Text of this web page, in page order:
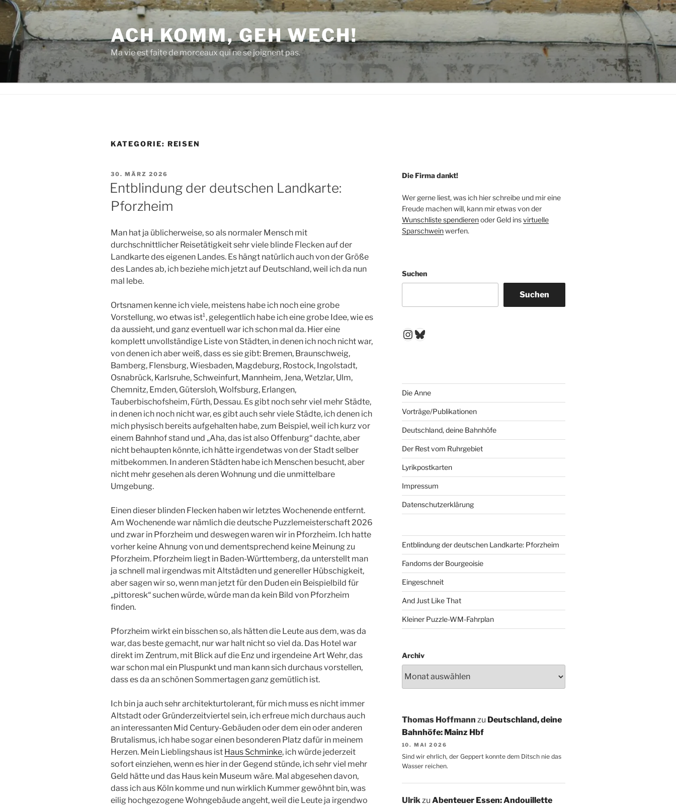
Zum
Inhalt
springen
ACH KOMM, GEH WECH!
Ma vie est faite de morceaux qui ne se joignent pas.
KATEGORIE: REISEN
VERÖFFENTLICHT
AM
30. MÄRZ 2026
Entblindung der deutschen Landkarte:
Pforzheim
Man hat ja üblicherweise, so als normaler Mensch mit
durchschnittlicher Reisetätigkeit sehr viele blinde Flecken auf der
Landkarte des eigenen Landes. Es hängt natürlich auch von der Größe
des Landes ab, ich beziehe mich jetzt auf Deutschland, weil ich da nun
mal lebe.
Ortsnamen kenne ich viele, meistens habe ich noch eine grobe
Vorstellung, wo etwas ist¹, gelegentlich habe ich eine grobe Idee, wie es
da aussieht, und ganz eventuell war ich schon mal da. Hier eine
komplett unvollständige Liste von Städten, in denen ich noch nicht war,
von denen ich aber weiß, dass es sie gibt: Bremen, Braunschweig,
Bamberg, Flensburg, Wiesbaden, Magdeburg, Rostock, Ingolstadt,
Osnabrück, Karlsruhe, Schweinfurt, Mannheim, Jena, Wetzlar, Ulm,
Chemnitz, Emden, Gütersloh, Wolfsburg, Erlangen,
Tauberbischofsheim, Fürth, Dessau. Es gibt noch sehr viel mehr Städte,
in denen ich noch nicht war, es gibt auch sehr viele Städte, ich denen ich
mich physisch bereits aufgehalten habe, zum Beispiel, weil ich kurz vor
einem Bahnhof stand und „Aha, das ist also Offenburg“ dachte, aber
nicht behaupten könnte, ich hätte irgendetwas von der Stadt selber
mitbekommen. In anderen Städten habe ich Menschen besucht, aber
nicht mehr gesehen als deren Wohnung und die unmittelbare
Umgebung.
Einen dieser blinden Flecken haben wir letztes Wochenende entfernt.
Am Wochenende war nämlich die deutsche Puzzlemeisterschaft 2026
und zwar in Pforzheim und deswegen waren wir in Pforzheim. Ich hatte
vorher keine Ahnung von und dementsprechend keine Meinung zu
Pforzheim. Pforzheim liegt in Baden-Württemberg, da unterstellt man
ja schnell mal irgendwas mit Altstädten und genereller Hübschigkeit,
aber sagen wir so, wenn man jetzt für den Duden ein Beispielbild für
„pittoresk“ suchen würde, würde man da kein Bild von Pforzheim
finden.
Pforzheim wirkt ein bisschen so, als hätten die Leute aus dem, was da
war, das beste gemacht, nur war halt nicht so viel da. Das Hotel war
direkt im Zentrum, mit Blick auf die Enz und irgendeine Art Wehr, das
war schon mal ein Pluspunkt und man kann sich durchaus vorstellen,
dass es da an schönen Sommertagen ganz gemütlich ist.
Ich bin ja auch sehr architekturtolerant, für mich muss es nicht immer
Altstadt oder Gründerzeitviertel sein, ich erfreue mich durchaus auch
an interessanten Mid Century-Gebäuden oder dem ein oder anderen
Brutalismus, ich habe sogar einen besonderen Platz dafür in meinem
Herzen. Mein Lieblingshaus ist Haus Schminke, ich würde jederzeit
sofort einziehen, wenn es hier in der Gegend stünde, ich sehr viel mehr
Geld hätte und das Haus kein Museum wäre. Mal abgesehen davon,
dass ich aus Köln komme und nun wirklich Kummer gewöhnt bin, was
eilig hochgezogene Wohngebäude angeht, weil die Leute ja irgendwo
Die Firma dankt!
Wer gerne liest, was ich hier schreibe und mir eine
Freude machen will, kann mir etwas von der
Wunschliste spendierenoder Geld insvirtuelle
Sparschweinwerfen.
Suchen
Suchen
Instagram
Bluesky
Die Anne
Vorträge/Publikationen
Deutschland, deine Bahnhöfe
Der Rest vom Ruhrgebiet
Lyrikpostkarten
Impressum
Datenschutzerklärung
Entblindung der deutschen Landkarte: Pforzheim
Fandoms der Bourgeoisie
Eingeschneit
And Just Like That
Kleiner Puzzle-WM-Fahrplan
Archiv
Thomas Hoffmann zu Deutschland, deine
Bahnhöfe: Mainz Hbf
10. MAI 2026
Sind wir ehrlich, der Geppert konnte dem Ditsch nie das
Wasser reichen.
Ulrikzu Abenteuer Essen: Andouillette